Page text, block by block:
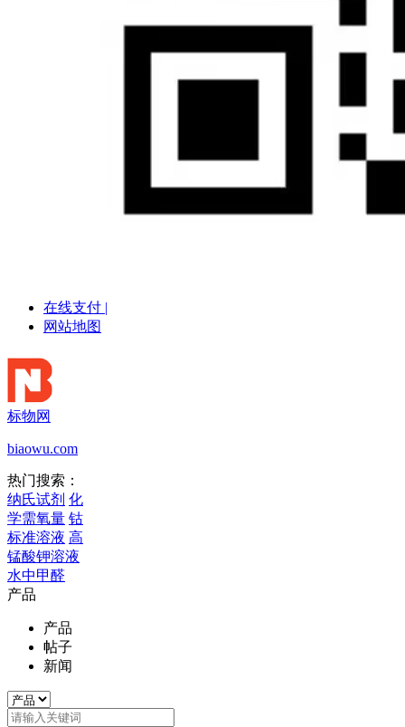
在线支付 |
网站地图
标物网
biaowu.com
热门搜索：
纳氏试剂 化
学需氧量 钴
标准溶液 高
锰酸钾溶液
水中甲醛
产品
产品
帖子
新闻